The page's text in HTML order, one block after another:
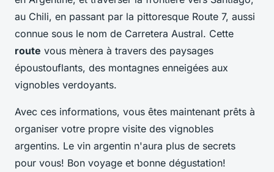
au Chili, en passant par la pittoresque Route 7, aussi
connue sous le nom de Carretera Austral. Cette
route vous mènera à travers des paysages
époustouflants, des montagnes enneigées aux
vignobles verdoyants.
Avec ces informations, vous êtes maintenant prêts à
organiser votre propre visite des vignobles
argentins. Le vin argentin n'aura plus de secrets
pour vous! Bon voyage et bonne dégustation!